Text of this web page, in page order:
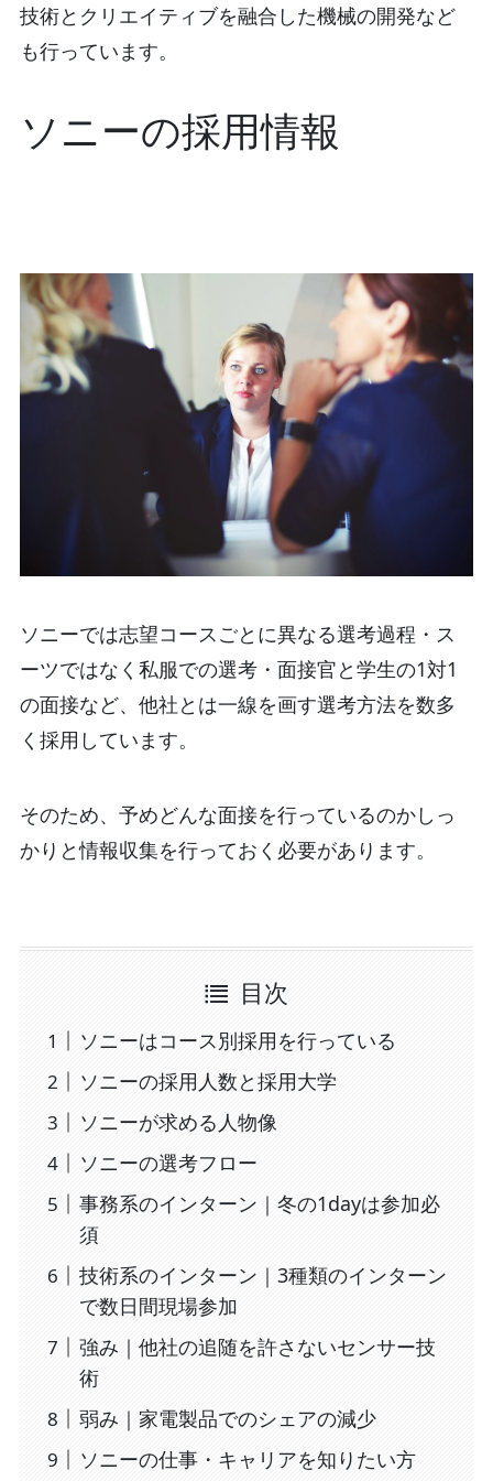
技術とクリエイティブを融合した機械の開発など
も行っています。
ソニーの採用情報
ソニーでは志望コースごとに異なる選考過程・ス
ーツではなく私服での選考・面接官と学生の1対1
の面接など、他社とは一線を画す選考方法を数多
く採用しています。
そのため、予めどんな面接を行っているのかしっ
かりと情報収集を行っておく必要があります。
目次
ソニーはコース別採用を行っている
ソニーの採用人数と採用大学
ソニーが求める人物像
ソニーの選考フロー
事務系のインターン｜冬の1dayは参加必
須
技術系のインターン｜3種類のインターン
で数日間現場参加
強み｜他社の追随を許さないセンサー技
術
弱み｜家電製品でのシェアの減少
ソニーの仕事・キャリアを知りたい方